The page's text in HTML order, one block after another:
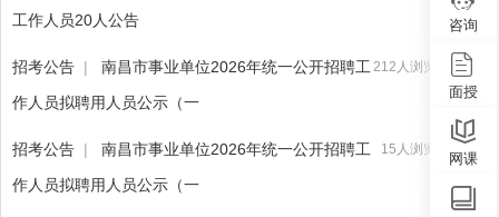
咨询
面授
网课
工作人员20人公告
07-28
212人浏览
招考公告 |
南昌市事业单位2026年统一公开招聘工
作人员拟聘用人员公示（一
07-28
15人浏览
招考公告 |
南昌市事业单位2026年统一公开招聘工
作人员拟聘用人员公示（一